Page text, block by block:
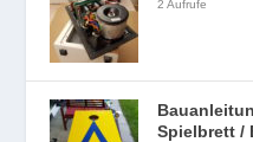
2 Aufrufe
Spielbrett /